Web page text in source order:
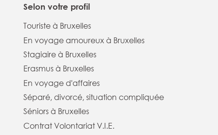
Selon votre profil
Touriste à Bruxelles
En voyage amoureux à Bruxelles
Stagiaire à Bruxelles
Erasmus à Bruxelles
En voyage d'affaires
Séparé, divorcé, situation compliquée
Séniors à Bruxelles
Contrat Volontariat V.I.E.